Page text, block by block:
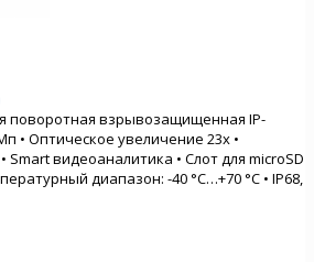
поворотная взрывозащищенная IP-
• Оптическое увеличение 23х •
Smart видеоаналитика • Слот для microSD
диапазон: -40 °C…+70 °C • IP68,